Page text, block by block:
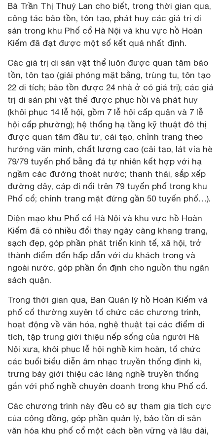
Bà Trần Thị Thuý Lan cho biết, trong thời gian qua,
công tác bảo tồn, tôn tạo, phát huy các giá trị di
sản trong khu Phố cổ Hà Nội và khu vực hồ Hoàn
Kiếm đã đạt được một số kết quả nhất định.
Các giá trị di sản vật thể luôn được quan tâm bảo
tồn, tôn tạo (giải phóng mặt bằng, trùng tu, tôn tạo
22 di tích; bảo tồn được 24 nhà ở có giá trị); các giá
trị di sản phi vật thể được phục hồi và phát huy
(khôi phục 14 lễ hội, gồm 7 lễ hội cấp quận và 7 lễ
hội cấp phường); hệ thống hạ tầng kỹ thuật đô thị
được quan tâm đầu tư, cải tạo, chỉnh trang theo
hướng văn minh, chất lượng cao (cải tạo, lát vỉa hè
79/79 tuyến phố bằng đá tự nhiên kết hợp với hạ
ngầm các đường thoát nước; thanh thải, sắp xếp
đường dây, cáp đi nổi trên 79 tuyến phố trong khu
Phố cổ; chỉnh trang mặt đứng gần 50 tuyến phố…).
Diện mạo khu Phố cổ Hà Nội và khu vực hồ Hoàn
Kiếm đã có nhiều đổi thay ngày càng khang trang,
sạch đẹp, góp phần phát triển kinh tế, xã hội, trở
thành điểm đến hấp dẫn với du khách trong và
ngoài nước, góp phần ổn định cho nguồn thu ngân
sách quận.
Trong thời gian qua, Ban Quản lý hồ Hoàn Kiếm và
phố cổ thường xuyên tổ chức các chương trình,
hoạt động về văn hóa, nghệ thuật tại các điểm di
tích, tập trung giới thiệu nếp sống của người Hà
Nội xưa, khôi phục lễ hội nghề kim hoàn, tổ chức
các buổi biểu diễn âm nhạc truyền thống định kì,
trưng bày giới thiệu các làng nghề truyền thống
gắn với phố nghề chuyên doanh trong khu Phố cổ.
Các chương trình này đều có sự tham gia tích cực
của cộng đồng, góp phần quản lý, bảo tồn di sản
văn hóa khu phố cổ một cách bền vững và lâu dài,